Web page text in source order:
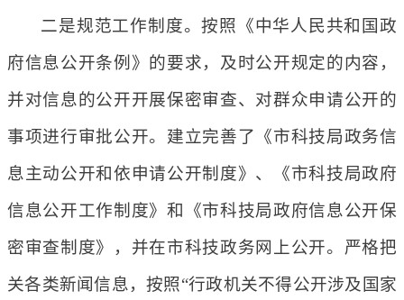
二是规范工作制度。按照《中华人民共和国政
府信息公开条例》的要求，及时公开规定的内容，
并对信息的公开开展保密审查、对群众申请公开的
事项进行审批公开。建立完善了《市科技局政务信
息主动公开和依申请公开制度》、《市科技局政府
信息公开工作制度》和《市科技局政府信息公开保
密审查制度》，并在市科技政务网上公开。严格把
关各类新闻信息，按照“行政机关不得公开涉及国家